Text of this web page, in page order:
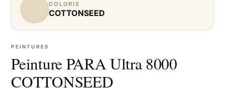
COLORIS
COTTONSEED
PEINTURES
Peinture PARA Ultra 8000
COTTONSEED